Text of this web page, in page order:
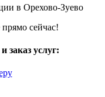
в Орехово-Зуево
сейчас!
заказ услуг: